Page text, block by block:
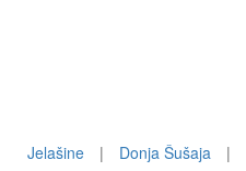
Jelašine | Donja Šušaja |